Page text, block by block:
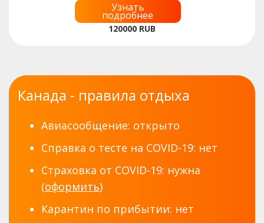
Узнать
подробнее
120000 RUB
Канада - правила отдыха
Авиасообщение: открыто
Справка о тесте на COVID-19: нет
Страховка от COVID-19: нужна
(оформить)
Карантин по прибытии: нет